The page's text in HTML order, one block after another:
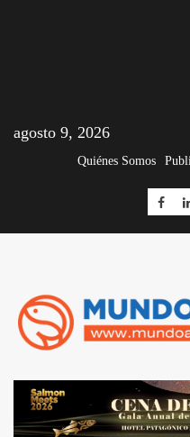
agosto 9, 2026
Quiénes Somos